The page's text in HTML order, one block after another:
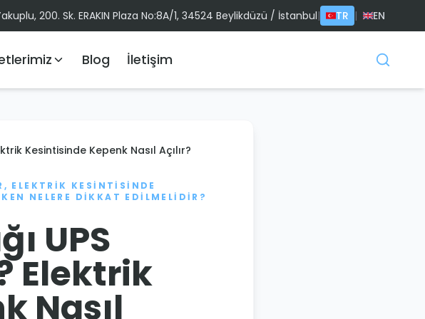
200. Sk. ERAKIN Plaza No:8A/1, 34524 Beylikdüzü / İstanbul| TR | EN
Blog İletişim
Kesintisinde Kepenk Nasıl Açılır?
ELEKTRIK KESINTISINDE
NELERE DIKKAT EDILMELIDIR?
UPS
Elektrik
Nasıl